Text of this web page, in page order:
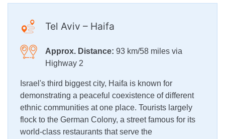
Tel Aviv – Haifa
Approx. Distance: 93 km/58 miles via
Highway 2
Israel's third biggest city, Haifa is known for
demonstrating a peaceful coexistence of different
ethnic communities at one place. Tourists largely
flock to the German Colony, a street famous for its
world-class restaurants that serve the